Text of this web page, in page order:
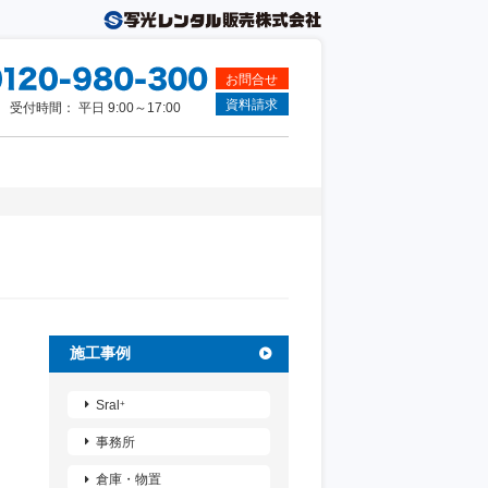
受付時間： 平日 9:00～17:00
お問合せ
資料請求
施工事例
Sral+
事務所
倉庫・物置